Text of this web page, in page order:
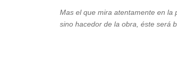
Mas el que mira atentamente en la
sino hacedor de la obra, éste será